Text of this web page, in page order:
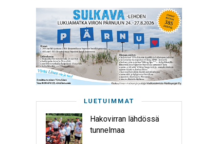
LUETUIMMAT
Hakovirran lähdössä
tunnelmaa